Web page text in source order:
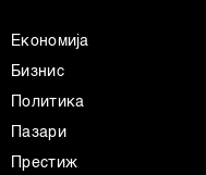
Економија
Бизнис
Политика
Пазари
Престиж